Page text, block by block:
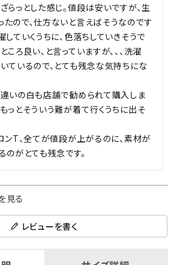
らっとした感じ。値段は安いですが、生
ので、仕方ないと言えばそうなのです
していくうちに、色落ちしていきそうで
ころ良い、と言っていますが、、、洗濯
ているので、とても残念な気持ちにな
いの白も店舗で勧められて購入しま
っとそういう難が着て行くうちに出そ
ンT、全てが値段が上がるのに、素材が
のがとても残念です。
見る
レビューを書く